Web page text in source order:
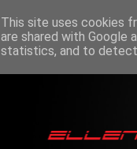
This site uses cookies
are shared with Google
statistics, and to detect